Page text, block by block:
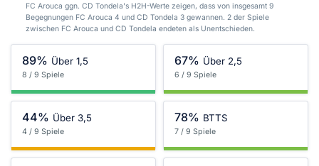
FC Arouca ggn. CD Tondela's H2H-Werte zeigen, dass von insgesamt 9
Begegnungen FC Arouca 4 und CD Tondela 3 gewannen. 2 der Spiele
zwischen FC Arouca und CD Tondela endeten als Unentschieden.
89% Über 1,5
8 / 9 Spiele
67% Über 2,5
6 / 9 Spiele
44% Über 3,5
4 / 9 Spiele
78% BTTS
7 / 9 Spiele